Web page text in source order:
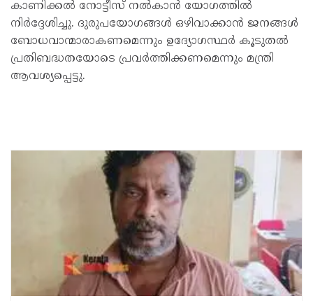
കാണിക്കല്‍ നോട്ടീസ് നല്‍കാന്‍ യോഗത്തില്‍
നിര്‍ദ്ദേശിച്ചു. ദുരുപയോഗങ്ങള്‍ ഒഴിവാക്കാന്‍ ജനങ്ങള്‍
ബോധവാന്മാരാകണമെന്നും ഉദ്യോഗസ്ഥര്‍ കൂടുതല്‍
പ്രതിബദ്ധതയോടെ പ്രവര്‍ത്തിക്കണമെന്നും മന്ത്രി
ആവശ്യപ്പെട്ടു.